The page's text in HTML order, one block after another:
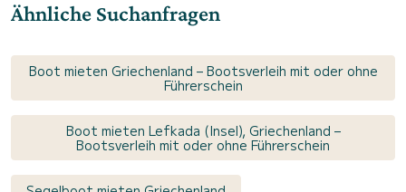
Ähnliche Suchanfragen
Boot mieten Griechenland – Bootsverleih mit oder ohne
Führerschein
Boot mieten Lefkada (Insel), Griechenland –
Bootsverleih mit oder ohne Führerschein